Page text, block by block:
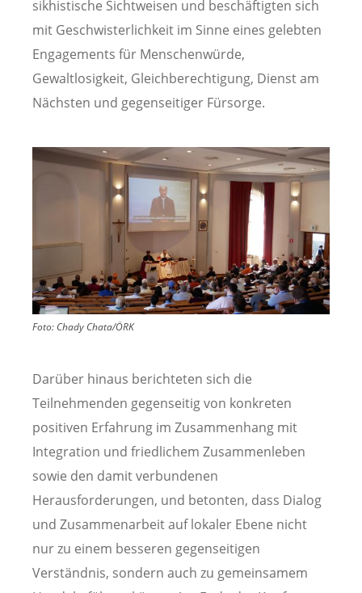
sikhistische Sichtweisen und beschäftigten sich
mit Geschwisterlichkeit im Sinne eines gelebten
Engagements für Menschenwürde,
Gewaltlosigkeit, Gleichberechtigung, Dienst am
Nächsten und gegenseitiger Fürsorge.
Image
Foto: Chady Chata/ÖRK
Darüber hinaus berichteten sich die
Teilnehmenden gegenseitig von konkreten
positiven Erfahrung im Zusammenhang mit
Integration und friedlichem Zusammenleben
sowie den damit verbundenen
Herausforderungen, und betonten, dass Dialog
und Zusammenarbeit auf lokaler Ebene nicht
nur zu einem besseren gegenseitigen
Verständnis, sondern auch zu gemeinsamem